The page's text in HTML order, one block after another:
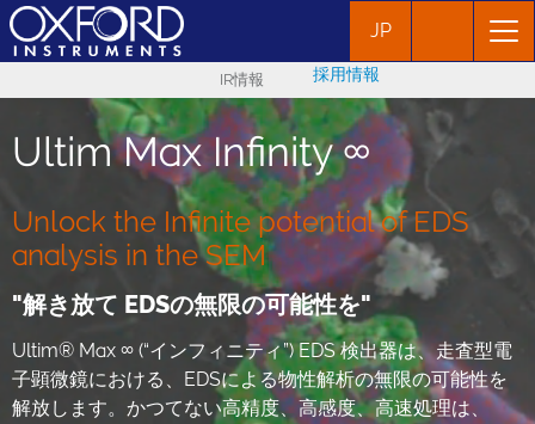
JP
IR情報 採用情報
Ultim Max Infinity ∞
Unlock the Infinite potential of EDS
analysis in the SEM
"解き放て EDSの無限の可能性を"
Ultim® Max ∞ (“インフィニティ”) EDS 検出器は、走査型電
子顕微鏡における、EDSによる物性解析の無限の可能性を
解放します。かつてない高精度、高感度、高速処理は、